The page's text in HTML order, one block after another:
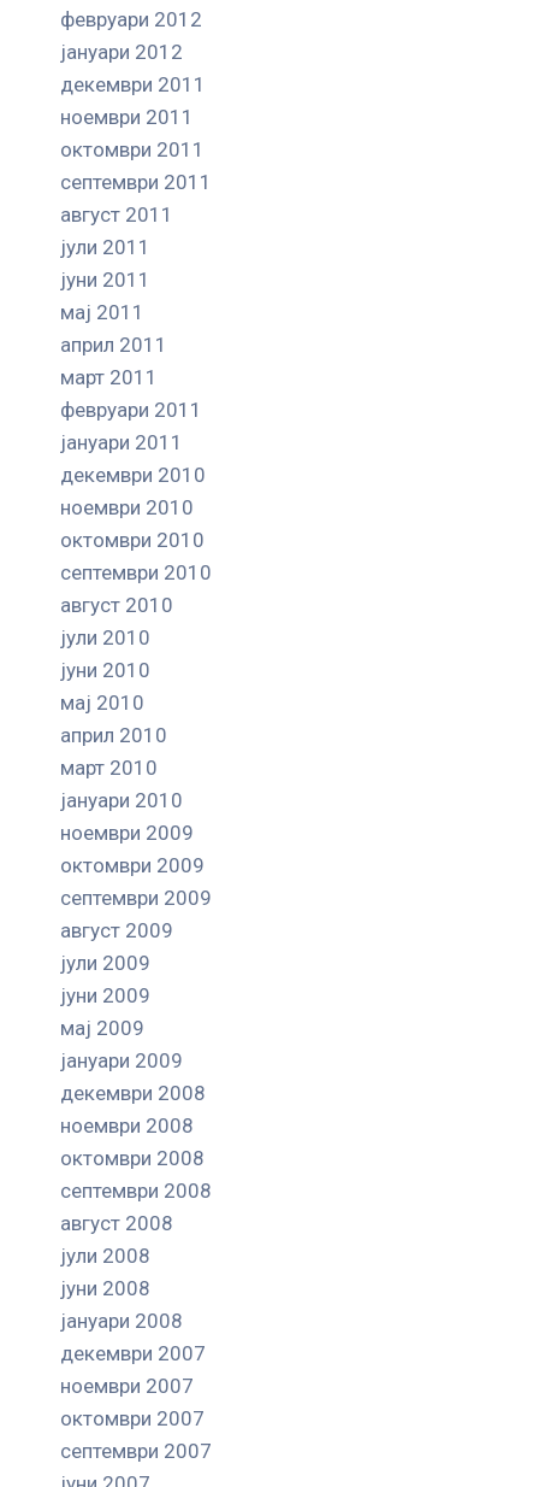
февруари 2012
јануари 2012
декември 2011
ноември 2011
октомври 2011
септември 2011
август 2011
јули 2011
јуни 2011
мај 2011
април 2011
март 2011
февруари 2011
јануари 2011
декември 2010
ноември 2010
октомври 2010
септември 2010
август 2010
јули 2010
јуни 2010
мај 2010
април 2010
март 2010
јануари 2010
ноември 2009
октомври 2009
септември 2009
август 2009
јули 2009
јуни 2009
мај 2009
јануари 2009
декември 2008
ноември 2008
октомври 2008
септември 2008
август 2008
јули 2008
јуни 2008
јануари 2008
декември 2007
ноември 2007
октомври 2007
септември 2007